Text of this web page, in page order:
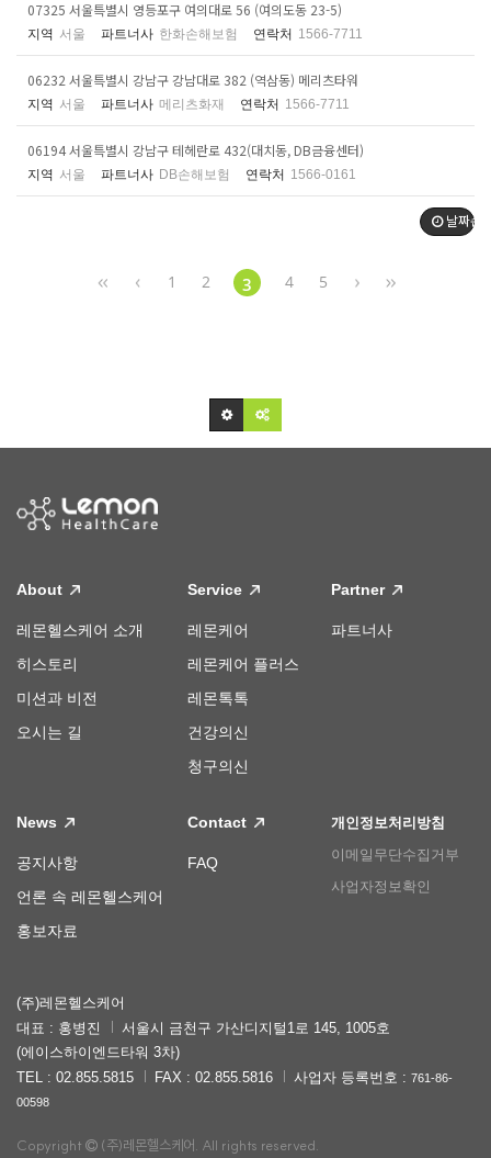
07325 서울특별시 영등포구 여의대로 56 (여의도동 23-5)
지역 서울 파트너사 한화손해보험 연락처 1566-7711
06232 서울특별시 강남구 강남대로 382 (역삼동) 메리츠타워
지역 서울 파트너사 메리츠화재 연락처 1566-7711
06194 서울특별시 강남구 테헤란로 432(대치동, DB금융센터)
지역 서울 파트너사 DB손해보험 연락처 1566-0161
날짜순
1 2 3 4 5
About
레몬헬스케어 소개
히스토리
미션과 비전
오시는 길
Service
레몬케어
레몬케어 플러스
레몬톡톡
건강의신
청구의신
Partner
파트너사
News
공지사항
언론 속 레몬헬스케어
홍보자료
Contact
FAQ
개인정보처리방침
이메일무단수집거부
사업자정보확인
(주)레몬헬스케어
대표 : 홍병진
서울시 금천구 가산디지털1로 145, 1005호
(에이스하이엔드타워 3차)
TEL : 02.855.5815
FAX : 02.855.5816 사업자 등록번호 : 761-86-
00598
Copyright (주)레몬헬스케어. All rights reserved.